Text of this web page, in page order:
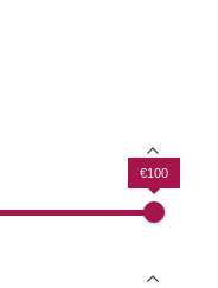
€100